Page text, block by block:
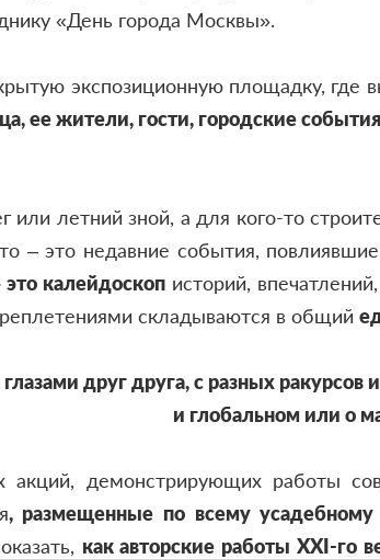
«День города Москвы».
экспозиционную площадку, где
ее жители, гости, городские
или летний зной, а для кого-то
– это недавние события,
калейдоскописторий,
складываются в общий
друг друга, с разных
и глобальном или о
демонстрирующих работы
, размещенные по всему усадебному
как авторские работыXXI-го